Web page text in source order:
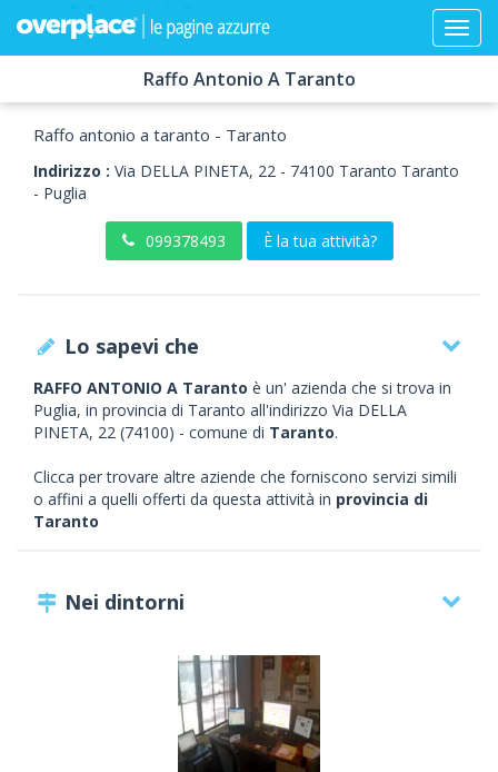
Raffo Antonio A Taranto
Raffo antonio a taranto - Taranto
Indirizzo : Via DELLA PINETA, 22 - 74100 Taranto Taranto
- Puglia
099378493 È la tua attività?
Lo sapevi che
RAFFO ANTONIO A Taranto è un' azienda che si trova in
Puglia, in provincia di Taranto all'indirizzo Via DELLA
PINETA, 22 (74100) - comune di Taranto.
Clicca per trovare altre aziende che forniscono servizi simili
o affini a quelli offerti da questa attività in provincia di
Taranto
Nei dintorni